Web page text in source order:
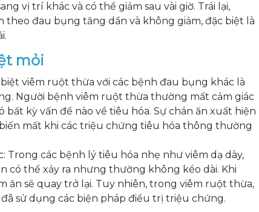
vị trí khác và có thể giảm sau vài giờ. Trái lại,
đau bụng tăng dần và không giảm, đặc biệt là
mỏi
viêm ruột thừa với các bệnh đau bụng khác là
Người bệnh viêm ruột thừa thường mất cảm giác
kỳ vấn đề nào về tiêu hóa. Sự chán ăn xuất hiện
mất khi các triệu chứng tiêu hóa thông thường
Trong các bệnh lý tiêu hóa nhẹ như viêm dạ dày,
có thể xảy ra nhưng thường không kéo dài. Khi
ăn sẽ quay trở lại. Tuy nhiên, trong viêm ruột thừa,
sử dụng các biện pháp điều trị triệu chứng.